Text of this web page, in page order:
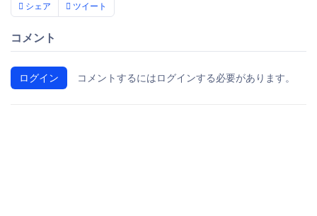
シェア ツイート
コメント
ログイン コメントするにはログインする必要があります。